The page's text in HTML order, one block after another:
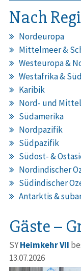
Nach
Nordeuropa
Mittelmeer &
Westeuropa &
Westafrika &
Karibik
Nord- und
Südamerika
Nordpazifik
Südpazifik
Südost- &
Nordindischer
Südindischer
Antarktis &
Gäste –
SYHeimkehr VII
13.07.2026